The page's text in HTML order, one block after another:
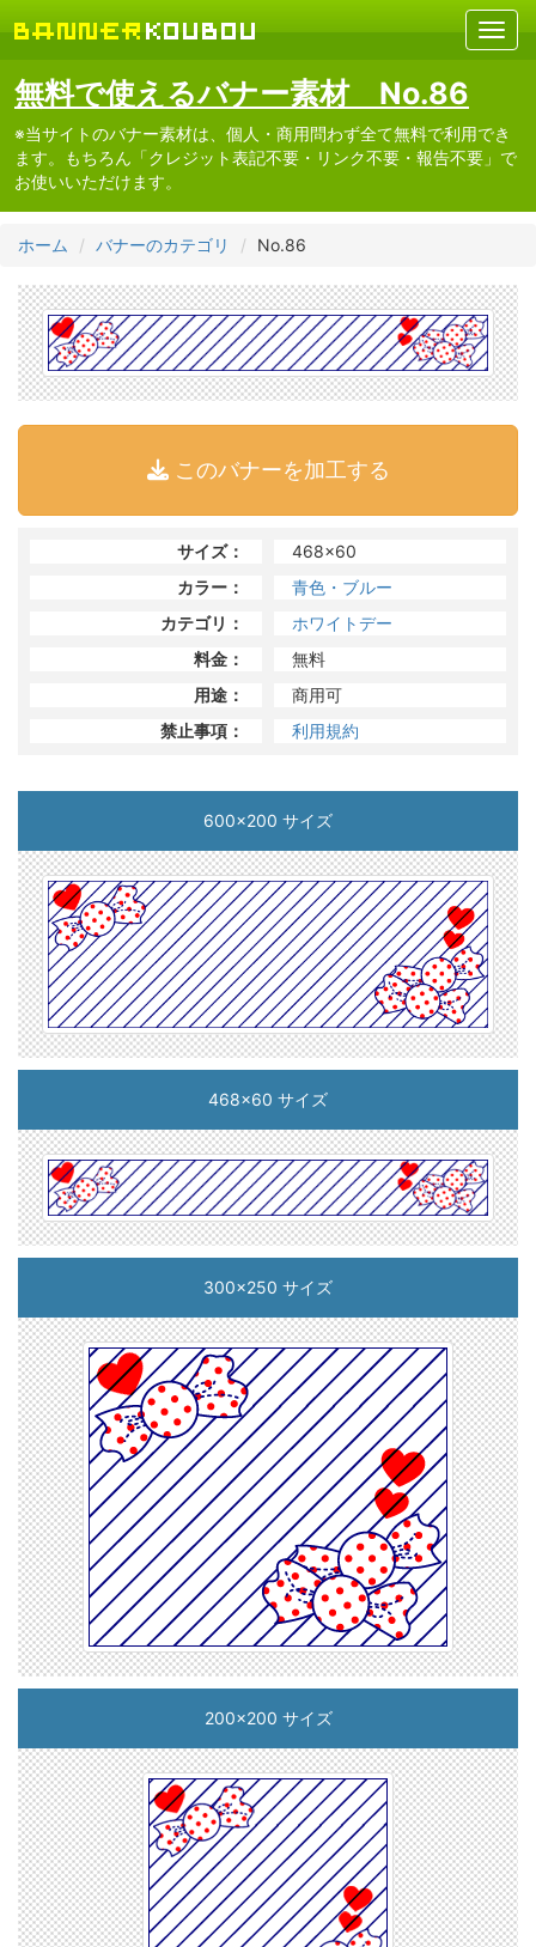
無料で使えるバナー素材 No.86
※当サイトのバナー素材は、個人・商用問わず全て無料で利用でき
ます。もちろん「クレジット表記不要・リンク不要・報告不要」で
お使いいただけます。
ホーム バナーのカテゴリ No.86
このバナーを加工する
サイズ：
468x60
カラー：
青色・ブルー
カテゴリ：
ホワイトデー
料金：
無料
用途：
商用可
禁止事項：
利用規約
600x200 サイズ
468x60 サイズ
300x250 サイズ
200x200 サイズ